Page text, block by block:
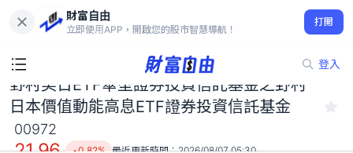
財富自由
立即使用APP，開啟您的股市智慧導航！
打開
登入
野村美日ETF傘型證券投資信託基金之野村日本價值動能高息ETF
證券投資信託基金 00972
21.96
0.82%
野村美日ETF傘型證券投資信託基金之野村
日本價值動能高息ETF證券投資信託基金
00972
0.82% 最近更新時間：2026/08/07 05:30